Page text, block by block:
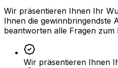
Wir präsentieren Ihnen Ihr
Ihnen die gewinnbringendste
beantworten alle Fragen zum
Wir präsentieren Ihnen